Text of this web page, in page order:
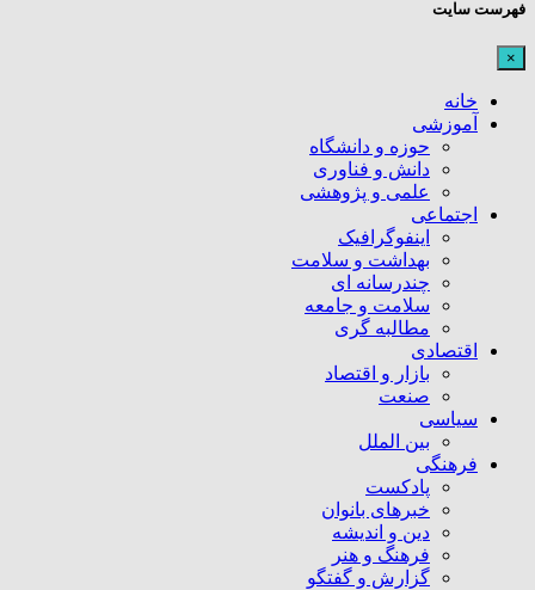
فهرست سایت
×
خانه
آموزشی
حوزه و دانشگاه
دانش و فناوری
علمی و پژوهشی
اجتماعی
اینفوگرافیک
بهداشت و سلامت
چندرسانه ای
سلامت و جامعه
مطالبه گری
اقتصادی
بازار و اقتصاد
صنعت
سیاسی
بین الملل
فرهنگی
پادکست
خبرهای بانوان
دین و اندیشه
فرهنگ و هنر
گزارش و گفتگو